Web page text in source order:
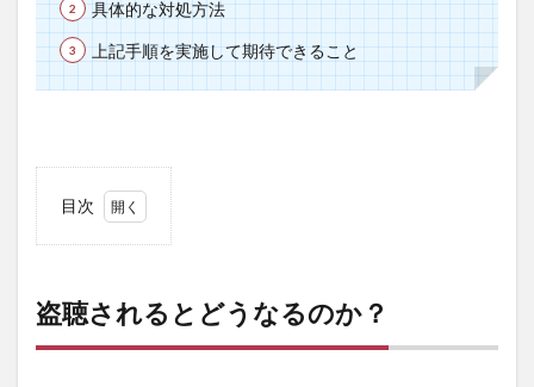
具体的な対処方法
上記手順を実施して期待できること
目次
ると
盗聴されるとどうなるのか？